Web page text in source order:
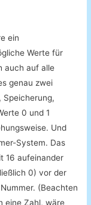
ein
Werte für
auch auf alle
genau zwei
Speicherung,
0 und 1
. Und
-System. Das
16 aufeinander
0) vor der
Nummer. (Beachten
eine Zahl, wäre